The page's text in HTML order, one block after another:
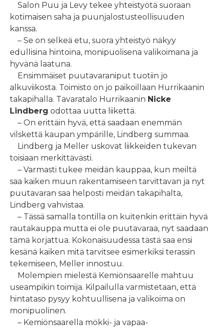
Salon Puu ja Levy tekee yhteistyötä suoraan
kotimaisen saha ja puunjalostusteollisuuden
kanssa.
– Se on selkeä etu, suora yhteistyö näkyy
edullisina hintoina, monipuolisena valikoimana ja
hyvänä laatuna.
Ensimmäiset puutavaraniput tuotiin jo
alkuviikosta. Toimisto on jo paikoillaan Hurrikaanin
takapihalla. Tavaratalo Hurrikaanin Nicke
Lindberg odottaa uutta liikettä.
– On erittäin hyvä, että saadaan enemmän
vilskettä kaupan ympärille, Lindberg summaa.
Lindberg ja Meller uskovat liikkeiden tukevan
toisiaan merkittävästi.
– Varmasti tukee meidän kauppaa, kun meiltä
saa kaiken muun rakentamiseen tarvittavan ja nyt
puutavaran saa helposti meidän takapihalta,
Lindberg vahvistaa.
– Tässä samalla tontilla on kuitenkin erittäin hyvä
rautakauppa mutta ei ole puutavaraa, nyt saadaan
tämä korjattua. Kokonaisuudessa tästä saa ensi
kesänä kaiken mitä tarvitsee esimerkiksi terassin
tekemiseen, Meller innostuu.
Molempien mielestä Kemiönsaarelle mahtuu
useampikin toimija. Kilpailulla varmistetaan, että
hintataso pysyy kohtuullisena ja valikoima on
monipuolinen.
– Kemiönsaarella mökki- ja vapaa-